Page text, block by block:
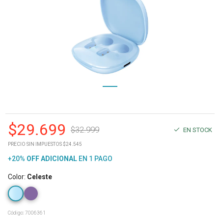
$29.699 $32.999 EN STOCK
PRECIO SIN IMPUESTOS $24.545
+20% OFFADICIONAL EN 1 PAGO
Color: Celeste
Código:7006361